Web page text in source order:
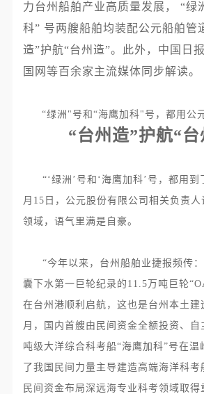
力台州船舶产业高质量发展， “绿
科” 号两艘船舶均装配公元船舶管
造”护航“台州造”。此外，中国日
国网等百余家主流媒体同步解读。
“绿洲"号和“海鹰加科"号，都用公
“台州造”护航“台
“‘绿洲’号和‘海鹰加科’号，都用
月15日，公元股份有限公司相关负责人
领域，语气里满是自豪。
“今年以来，台州船舶业捷报频传
囊下水第一巨轮纪录的11.5万吨巨轮
在台州港顺利启航，这也是台州本土建
月，国内首艘由民间资金全额投资、自
吨级大洋综合科考船“海鹰加科”号在温
了我国民间力量主导建造高端海洋科
民间资金布局深远海专业科考领域取得